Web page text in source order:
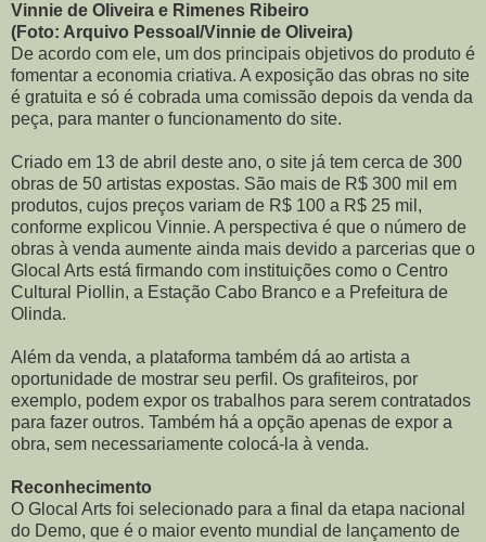
Vinnie de Oliveira e Rimenes Ribeiro
(Foto: Arquivo Pessoal/Vinnie de Oliveira)
De acordo com ele, um dos principais objetivos do produto é
fomentar a economia criativa. A exposição das obras no site
é gratuita e só é cobrada uma comissão depois da venda da
peça, para manter o funcionamento do site.
Criado em 13 de abril deste ano, o site já tem cerca de 300
obras de 50 artistas expostas. São mais de R$ 300 mil em
produtos, cujos preços variam de R$ 100 a R$ 25 mil,
conforme explicou Vinnie. A perspectiva é que o número de
obras à venda aumente ainda mais devido a parcerias que o
Glocal Arts está firmando com instituições como o Centro
Cultural Piollin, a Estação Cabo Branco e a Prefeitura de
Olinda.
Além da venda, a plataforma também dá ao artista a
oportunidade de mostrar seu perfil. Os grafiteiros, por
exemplo, podem expor os trabalhos para serem contratados
para fazer outros. Também há a opção apenas de expor a
obra, sem necessariamente colocá-la à venda.
Reconhecimento
O Glocal Arts foi selecionado para a final da etapa nacional
do Demo, que é o maior evento mundial de lançamento de